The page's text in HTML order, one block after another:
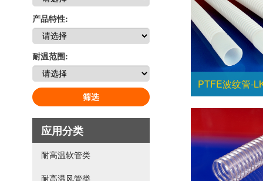
产品特性:
耐温范围:
筛选
应用分类
耐高温软管类
耐高温风管类
PTFE波纹管-